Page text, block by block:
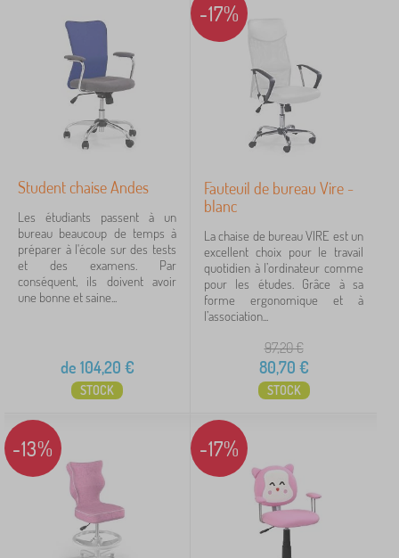
Rechercher dans les filtres
Disponibilité
Type d'offre
Annuler FILTRATION
Student chaise Andes
Les étudiants passent à un
bureau beaucoup de temps à
préparer à l'école sur des tests
et des examens. Par
conséquent, ils doivent avoir
une bonne et saine...
de 104,20 €
STOCK
-17%
Fauteuil de bureau Vire -
blanc
La chaise de bureau VIRE est un
excellent choix pour le travail
quotidien à l’ordinateur comme
pour les études. Grâce à sa
forme ergonomique et à
l’association...
97,20€
80,70 €
STOCK
-13% -17%